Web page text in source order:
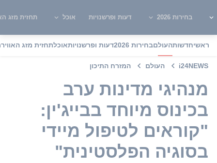
בחירות 2026 דעות ופרשנויות אוכל תחזית מזג
ראשיחדשותהעולםבחירות 2026 דעות ופרשנויותאוכלתחזית מזג האוויר
i24NEWS העולם המזרח התיכון
מנהיגי מדינות ערב
בכינוס מיוחד בבייג'ין:
"קוראים לטיפול מיידי
בסוגיה הפלסטינית"